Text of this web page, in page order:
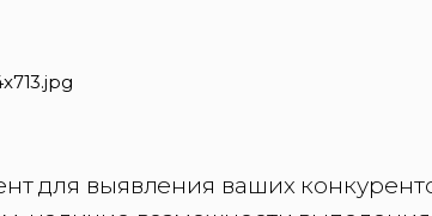
для выявления ваших